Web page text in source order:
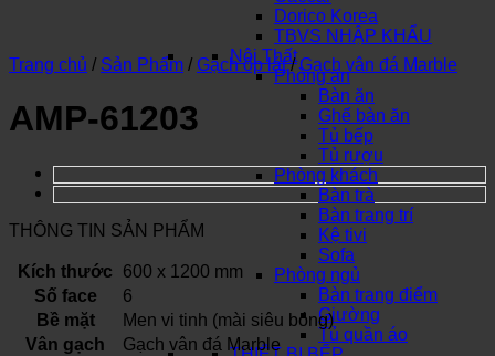
Dorico Korea
TBVS NHẬP KHẨU
Nội Thất
Phòng ăn
Bàn ăn
Ghế bàn ăn
Tủ bếp
Tủ rượu
Phòng khách
Bàn trà
Bàn trang trí
Kệ tivi
Sofa
Phòng ngủ
Bàn trang điểm
Giường
Tủ quần áo
Trang chủ / Sản Phẩm / Gạch ốp lát / Gạch vân đá Marble
AMP-61203
THÔNG TIN SẢN PHẨM
Kích thước
600 x 1200 mm
Số face
6
Bề mặt
Men vi tinh (mài siêu bóng)
Vân gạch
Gạch vân đá Marble